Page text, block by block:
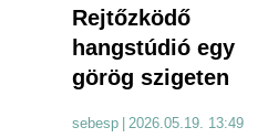
Rejtőzködő
hangstúdió egy
görög szigeten
sebesp | 2026.05.19. 13:49